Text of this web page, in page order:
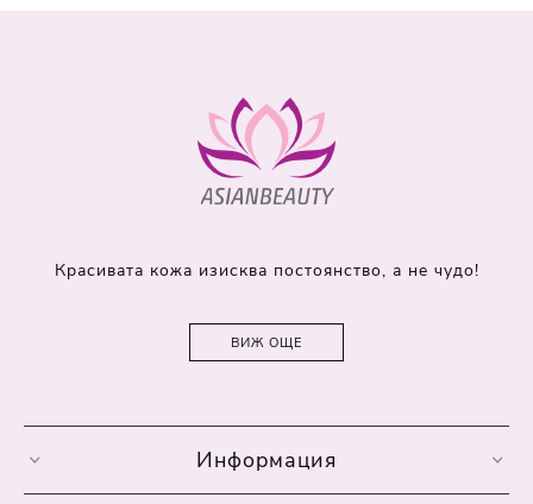
Красивата кожа изисква постоянство, а не чудо!
ВИЖ ОЩЕ
Информация